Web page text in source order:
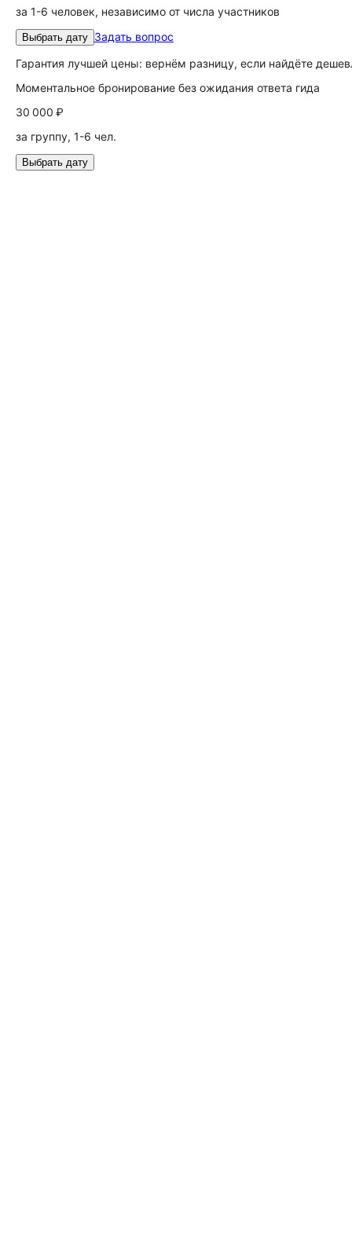
за 1-6 человек, независимо от числа участников
Выбрать дату Задать вопрос
Гарантия лучшей цены: вернём разницу, если найдёте
Моментальное бронирование без ожидания ответа гида
30 000 ₽
за группу, 1-6 чел.
Выбрать дату